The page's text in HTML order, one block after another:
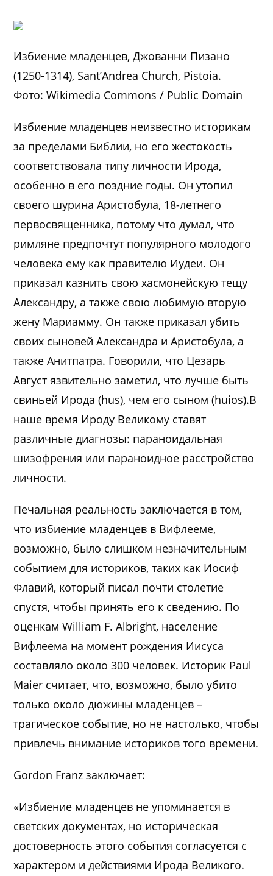
Избиение младенцев, Джованни Пизано
(1250-1314), Sant’Andrea Church, Pistoia.
Фото: Wikimedia Commons / Public Domain
Избиение младенцев неизвестно историкам
за пределами Библии, но его жестокость
соответствовала типу личности Ирода,
особенно в его поздние годы. Он утопил
своего шурина Аристобула, 18-летнего
первосвященника, потому что думал, что
римляне предпочтут популярного молодого
человека ему как правителю Иудеи. Он
приказал казнить свою хасмонейскую тещу
Александру, а также свою любимую вторую
жену Мариамму. Он также приказал убить
своих сыновей Александра и Аристобула, а
также Анитпатра. Говорили, что Цезарь
Август язвительно заметил, что лучше быть
свиньей Ирода (hus), чем его сыном (huios).В
наше время Ироду Великому ставят
различные диагнозы: параноидальная
шизофрения или параноидное расстройство
личности.
Печальная реальность заключается в том,
что избиение младенцев в Вифлееме,
возможно, было слишком незначительным
событием для историков, таких как Иосиф
Флавий, который писал почти столетие
спустя, чтобы принять его к сведению. По
оценкам William F. Albright, население
Вифлеема на момент рождения Иисуса
составляло около 300 человек. Историк Paul
Maier считает, что, возможно, было убито
только около дюжины младенцев –
трагическое событие, но не настолько, чтобы
привлечь внимание историков того времени.
Gordon Franz заключает:
«Избиение младенцев не упоминается в
светских документах, но историческая
достоверность этого события согласуется с
характером и действиями Ирода Великого.